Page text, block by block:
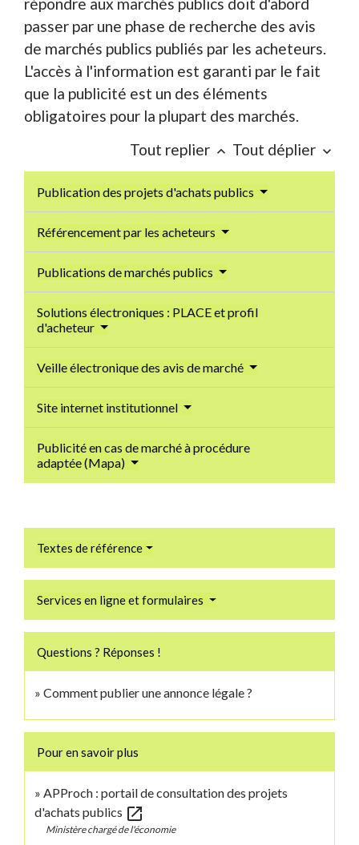
répondre aux marchés publics doit d'abord
passer par une phase de recherche des avis
de marchés publics publiés par les acheteurs.
L'accès à l'information est garanti par le fait
que la publicité est un des éléments
obligatoires pour la plupart des marchés.
Tout replier keyboard_arrow_up Tout déplier keyboard_arrow_down
Publication des projets d'achats publics
Référencement par les acheteurs
Publications de marchés publics
Solutions électroniques : PLACE et profil
d'acheteur
Veille électronique des avis de marché
Site internet institutionnel
Publicité en cas de marché à procédure
adaptée (Mapa)
Textes de référence
Services en ligne et formulaires
Questions ? Réponses !
Comment publier une annonce légale ?
Pour en savoir plus
APProch : portail de consultation des projets
d'achats publics open_in_new
Ministère chargé de l'économie